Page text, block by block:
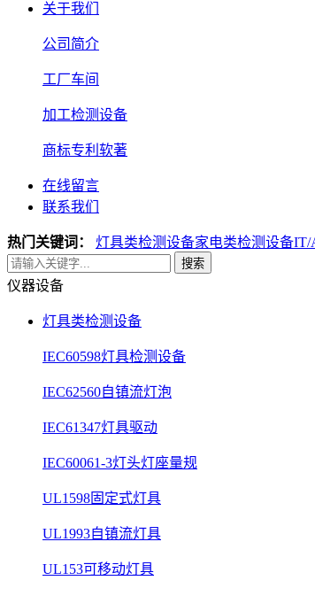
关于我们
公司简介
工厂车间
加工检测设备
商标专利软著
在线留言
联系我们
热门关键词： 灯具类检测设备家电类检测设备IT/
搜索
仪器设备
灯具类检测设备
IEC60598灯具检测设备
IEC62560自镇流灯泡
IEC61347灯具驱动
IEC60061-3灯头灯座量规
UL1598固定式灯具
UL1993自镇流灯具
UL153可移动灯具